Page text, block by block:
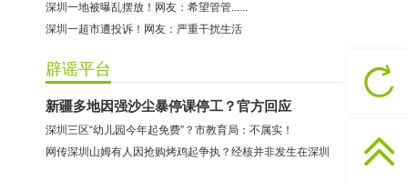
深圳一地被曝乱摆放！网友：希望管管......
深圳一超市遭投诉！网友：严重干扰生活
辟谣平台
新疆多地因强沙尘暴停课停工？官方回应
深圳三区“幼儿园今年起免费”？市教育局：不属实！
网传深圳山姆有人因抢购烤鸡起争执？经核并非发生在深圳
哈尔特健身：商家拒不配合调解
预付式消费退款难 深圳市消委会公开谴责力美健华联店